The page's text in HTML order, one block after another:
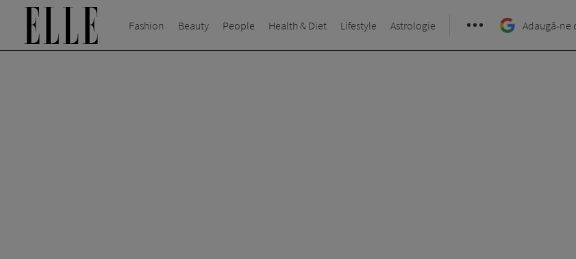
Fashion Beauty People Health & Diet Lifestyle Astrologie Adaugă-ne